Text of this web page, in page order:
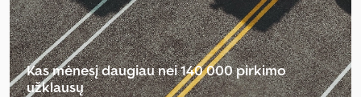
Kas mėnesį daugiau nei 140 000 pirkimo
užklausų